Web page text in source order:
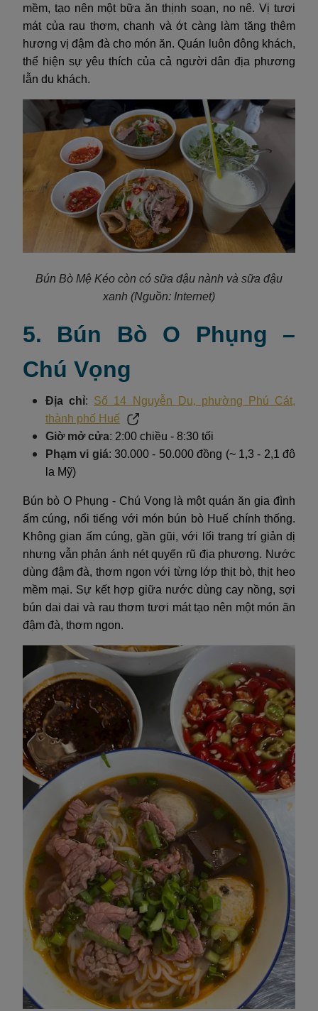
mềm, tạo nên một bữa ăn thịnh soạn, no nê. Vị tươi
mát của rau thơm, chanh và ớt càng làm tăng thêm
hương vị đậm đà cho món ăn. Quán luôn đông khách,
thể hiện sự yêu thích của cả người dân địa phương
lẫn du khách.
Bún Bò Mệ Kéo còn có sữa đậu nành và sữa đậu
xanh (Nguồn: Internet)
5. Bún Bò O Phụng –
Chú Vọng
Địa chỉ: Số 14 Nguyễn Du, phường Phú Cát,
thành phố Huế
Giờ mở cửa: 2:00 chiều - 8:30 tối
Phạm vi giá: 30.000 - 50.000 đồng (~ 1,3 - 2,1 đô
la Mỹ)
Bún bò O Phụng - Chú Vọng là một quán ăn gia đình
ấm cúng, nổi tiếng với món bún bò Huế chính thống.
Không gian ấm cúng, gần gũi, với lối trang trí giản dị
nhưng vẫn phản ánh nét quyến rũ địa phương. Nước
dùng đậm đà, thơm ngon với từng lớp thịt bò, thịt heo
mềm mại. Sự kết hợp giữa nước dùng cay nồng, sợi
bún dai dai và rau thơm tươi mát tạo nên một món ăn
đậm đà, thơm ngon.